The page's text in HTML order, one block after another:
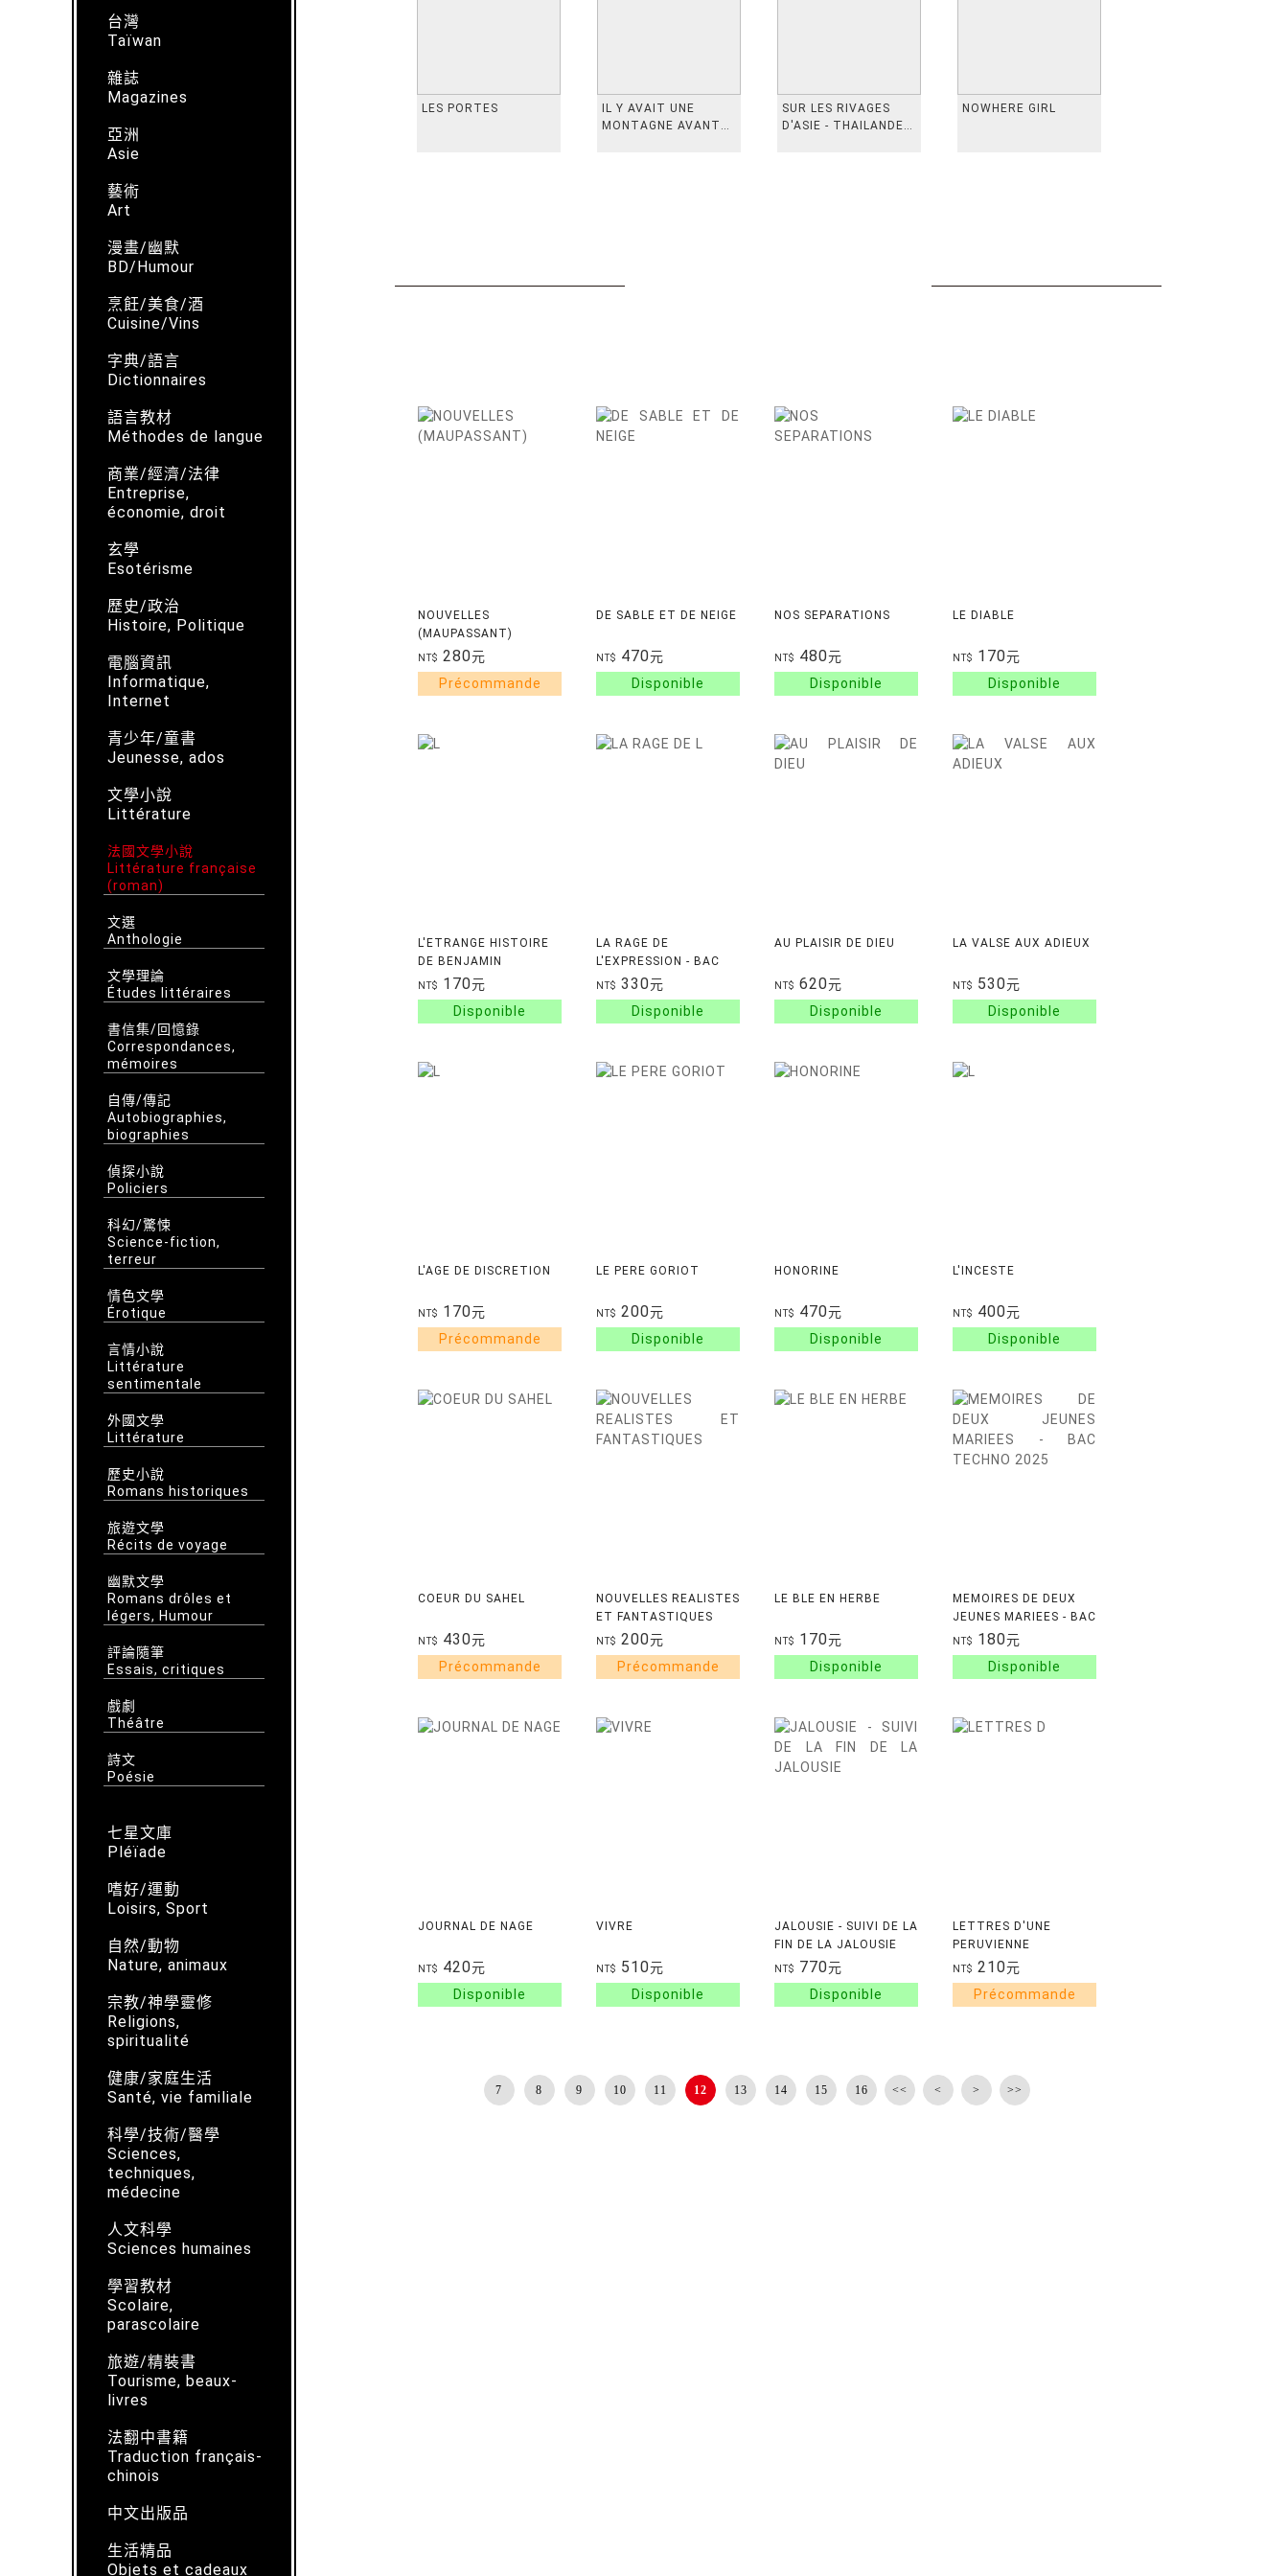
台灣
Taïwan
雜誌
Magazines
亞洲
Asie
藝術
Art
漫畫/幽默
BD/Humour
烹飪/美食/酒
Cuisine/Vins
字典/語言
Dictionnaires
語言教材
Méthodes de langue
商業/經濟/法律
Entreprise,
économie, droit
玄學
Esotérisme
歷史/政治
Histoire, Politique
電腦資訊
Informatique,
Internet
青少年/童書
Jeunesse, ados
文學小說
Littérature
法國文學小說
Littérature française
(roman)
文選
Anthologie
文學理論
Études littéraires
書信集/回憶錄
Correspondances,
mémoires
自傳/傳記
Autobiographies,
biographies
偵探小說
Policiers
科幻/驚悚
Science-fiction,
terreur
情色文學
Érotique
言情小說
Littérature
sentimentale
外國文學
Littérature
歷史小說
Romans historiques
旅遊文學
Récits de voyage
幽默文學
Romans drôles et
légers, Humour
評論隨筆
Essais, critiques
戲劇
Théâtre
詩文
Poésie
七星文庫
Pléïade
嗜好/運動
Loisirs, Sport
自然/動物
Nature, animaux
宗教/神學靈修
Religions,
spiritualité
健康/家庭生活
Santé, vie familiale
科學/技術/醫學
Sciences,
techniques,
médecine
人文科學
Sciences humaines
學習教材
Scolaire,
parascolaire
旅遊/精裝書
Tourisme, beaux-
livres
法翻中書籍
Traduction français-
chinois
中文出版品
生活精品
Objets et cadeaux
LES PORTES
IL Y AVAIT UNE
MONTAGNE AVANT
SUR LES RIVAGES
D'ASIE - THAILANDE,
NOWHERE GIRL
NOUVELLES
(MAUPASSANT)
NT$ 280元
DE SABLE ET DE NEIGE
NT$ 470元
NOS SEPARATIONS
NT$ 480元
LE DIABLE
NT$ 170元
L'ETRANGE HISTOIRE
DE BENJAMIN
BUTTON/LA LIE DU
BONHEUR
NT$ 170元
LA RAGE DE
L'EXPRESSION - BAC
2026
NT$ 330元
AU PLAISIR DE DIEU
NT$ 620元
LA VALSE AUX ADIEUX
NT$ 530元
L'AGE DE DISCRETION
NT$ 170元
LE PERE GORIOT
NT$ 200元
HONORINE
NT$ 470元
L'INCESTE
NT$ 400元
COEUR DU SAHEL
NT$ 430元
NOUVELLES REALISTES
ET FANTASTIQUES
NT$ 200元
LE BLE EN HERBE
NT$ 170元
MEMOIRES DE DEUX
JEUNES MARIEES - BAC
TECHNO 2025
NT$ 180元
JOURNAL DE NAGE
NT$ 420元
VIVRE
NT$ 510元
JALOUSIE - SUIVI DE LA
FIN DE LA JALOUSIE
NT$ 770元
LETTRES D'UNE
PERUVIENNE
NT$ 210元
7 8 9 10 11 12 13 14 15 16 << < > >>